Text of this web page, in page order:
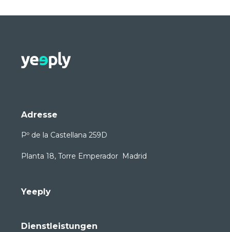
Adresse
Pº de la Castellana 259D
Planta 18, Torre Emperador Madrid
Yeeply
Dienstleistungen